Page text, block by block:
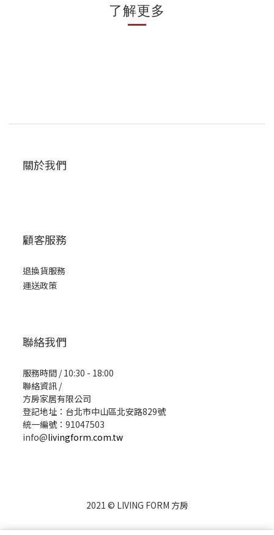
了解更多
關於我們
顧客服務
退換貨服務
運送政策
聯絡我們
服務時間 / 10:30 - 18:00
聯絡資訊 /
方房家居有限公司
登記地址：台北市中山區北安路829號
統一編號：91047503
info@livingform.com.tw
2021 © LIVING FORM 方房